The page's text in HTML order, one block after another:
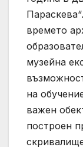
времето
музейна
на
важен
построен